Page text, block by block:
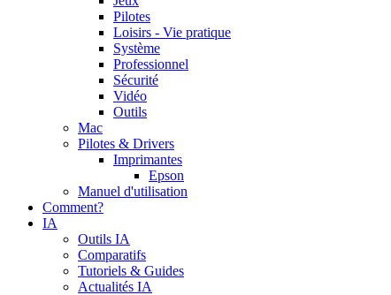
Pilotes
Loisirs - Vie pratique
Système
Professionnel
Sécurité
Vidéo
Outils
Mac
Pilotes & Drivers
Imprimantes
Epson
Manuel d'utilisation
Comment?
IA
Outils IA
Comparatifs
Tutoriels & Guides
Actualités IA